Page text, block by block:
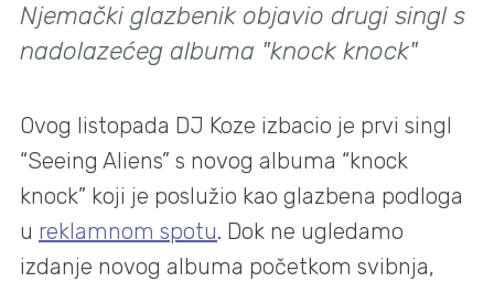
Njemački glazbenik objavio drugi singl s
nadolazećeg albuma "knock knock"
Ovog listopada DJ Koze izbacio je prvi singl
“Seeing Aliens” s novog albuma “knock
knock” koji je poslužio kao glazbena podloga
u reklamnom spotu. Dok ne ugledamo
izdanje novog albuma početkom svibnja,